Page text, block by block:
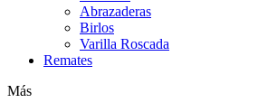
Abrazaderas
Birlos
Varilla Roscada
Remates
Más